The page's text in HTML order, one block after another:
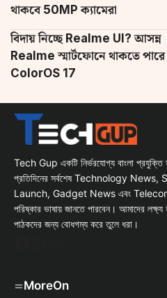
থাকবে 50MP ক্যামেরা
বিদায় নিচ্ছে Realme UI? আসন্ন
Realme স্মার্টফোনে থাকতে পারে
ColorOS 17
Tech Gup একটি নির্ভরযোগ্য বাংলা প্রযুক্তি
প্রতিদিনের সর্বশেষ Technology
Launch, Gadget News এবং Telecom
পরিষ্কার ভাষায় জানতে পারবেন। আমাদের
পাঠকদের জন্য বোধগম্য করে তুলে ধরা।
MoreOn